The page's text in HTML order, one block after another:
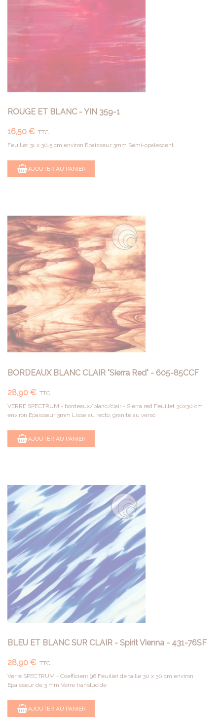
ROUGE ET BLANC - YIN 359-1
16,50 € TTC
Feuillet 31 x 30.5 cm environ Épaisseur 3mm Semi-opalescent
AJOUTER AU PANIER
BORDEAUX BLANC CLAIR "Sierra Red" - 605-85CCF
28,90 € TTC
VERRE SPECTRUM - bordeaux/blanc/clair - Sierra red Feuillet 30x30 cm
environ Epaisseur 3mm Lisse au recto, granité au verso
AJOUTER AU PANIER
BLEU ET BLANC SUR CLAIR - Spirit Vienna - 431-76SF
28,90 € TTC
Verre SPECTRUM - Coefficient 96 Feuillet de taille 30 x 30 cm environ
Epaisseur de 3 mm Verre translucide
AJOUTER AU PANIER